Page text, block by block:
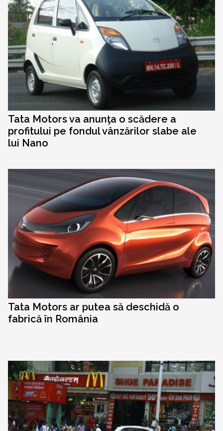
Tata Motors va anunţa o scădere a
profitului pe fondul vânzărilor slabe ale
lui Nano
Tata Motors ar putea să deschidă o
fabrică în România